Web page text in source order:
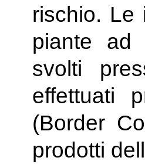
rischio. Le
piante ad
svolti
effettuati
(Border
prodotti